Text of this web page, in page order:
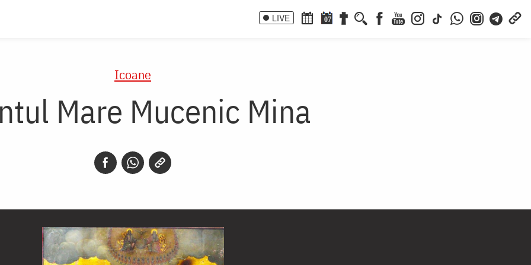
LIVE 07
Icoane
Mare Mucenic Mina